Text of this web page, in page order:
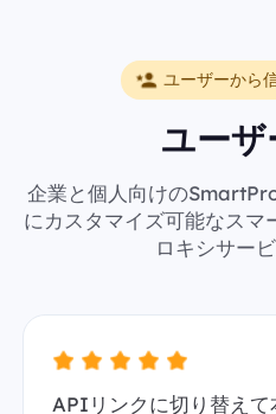
ユーザーから
ユー
企業と個人向けの
にカスタマイズ可能なスマ
ロキシサー
APIリンクに切り替え